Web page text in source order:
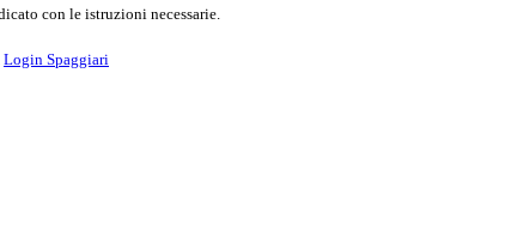
con le istruzioni necessarie.
Login Spaggiari